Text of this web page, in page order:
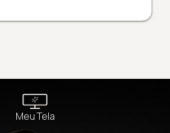
Meu Tela